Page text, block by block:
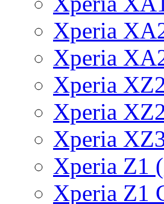
Xperia
Xperia
Xperia
Xperia
Xperia
Xperia Z1
Xperia Z1